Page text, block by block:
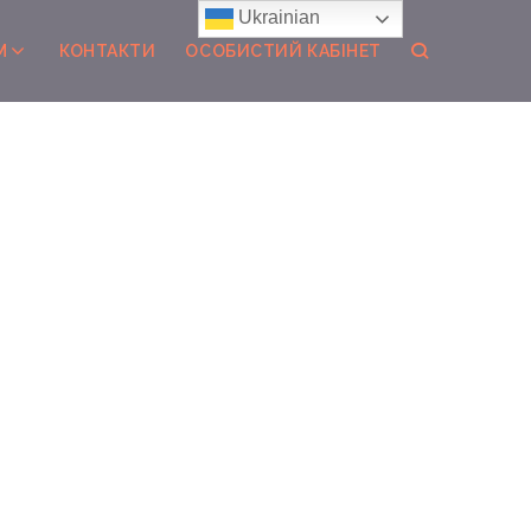
КОНТАКТИ ОСОБИСТИЙ КАБІНЕТ
Ukrainian